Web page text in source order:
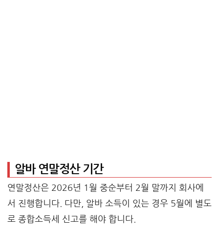
알바 연말정산 기간
연말정산은 2026년 1월 중순부터 2월 말까지 회사에
서 진행합니다. 다만, 알바 소득이 있는 경우 5월에 별도
로 종합소득세 신고를 해야 합니다.